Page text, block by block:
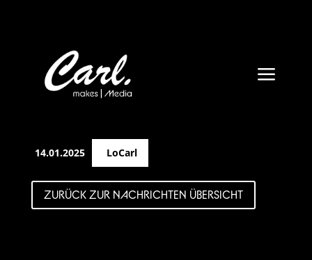
a
14.01.2025 LoCarl
ZURÜCK ZUR NACHRICHTEN ÜBERSICHT